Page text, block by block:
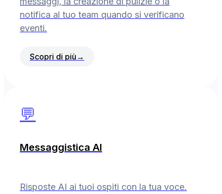
notifica al tuo team quando si verificano
eventi.
Scopri di più →
💬
Messaggistica AI
Risposte AI ai tuoi ospiti con la tua voce.